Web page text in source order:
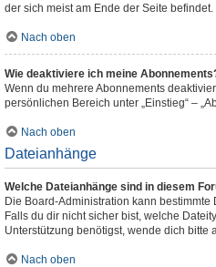
der sich meist am Ende der Seite befindet.
Nach oben
Wie deaktiviere ich meine
Wenn du mehrere Abonnements
persönlichen Bereich unter „Einstieg“ –
Nach oben
Dateianhänge
Welche Dateianhänge sind in diesem
Die Board-Administration kann
Falls du dir nicht sicher bist, welche
Unterstützung benötigst, wende dich bitte
Nach oben